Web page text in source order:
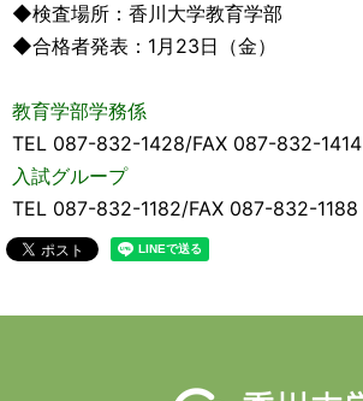
◆検査場所：香川大学教育学部
◆合格者発表：1月23日（金）
教育学部学務係
TEL 087-832-1428/FAX 087-832-1414
入試グループ
TEL 087-832-1182/FAX 087-832-1188